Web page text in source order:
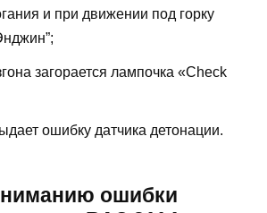
и при движении под горку
загорается лампочка «Check
ошибку датчика детонации.
ошибки